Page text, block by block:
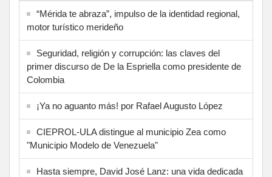
“Mérida te abraza”, impulso de la identidad regional,
motor turístico merideño
Seguridad, religión y corrupción: las claves del
primer discurso de De la Espriella como presidente de
Colombia
¡Ya no aguanto más! por Rafael Augusto López
CIEPROL-ULA distingue al municipio Zea como
"Municipio Modelo de Venezuela"
Hasta siempre, David José Lanz: una vida dedicada